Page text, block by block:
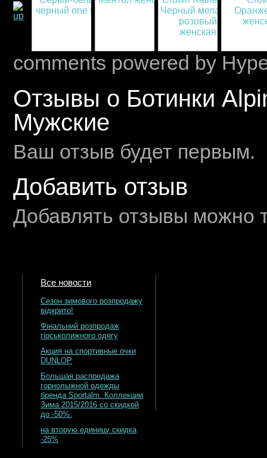
comments powered by
Отзывы о Ботинки
Мужские
Ваш отзыв будет первым.
Добавить отзыв
Добавлять отзывы можно
Все новости
Сезон зимового розпродажу
відкрито!
Фінальний розпродаж
гірськолижного одягу
Акция на спортивные очки
DUNLOP
Большая распродажа
горнолыжной одежды
бренда Sportalm. Коллекции
Зима 2015/2016 со скидкой
до -50%.
на вторую единицу скидка
-25%